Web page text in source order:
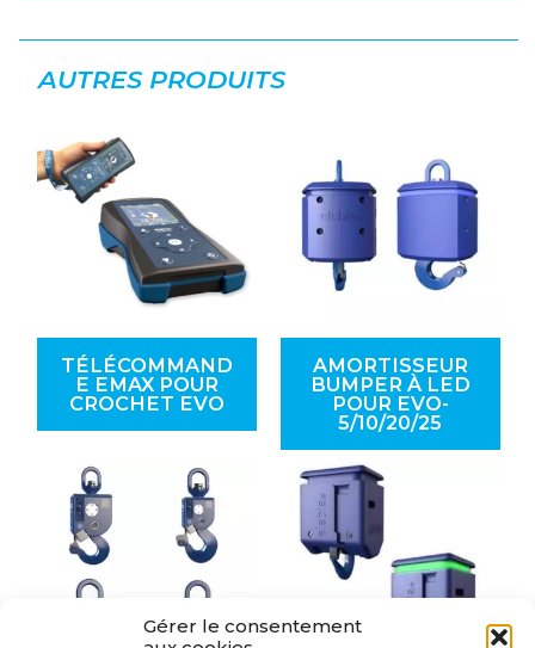
Gérer le consentement
AUTRES PRODUITS
TÉLÉCOMMAND
E EMAX POUR
CROCHET EVO
AMORTISSEUR
BUMPER À LED
POUR EVO-
5/10/20/25